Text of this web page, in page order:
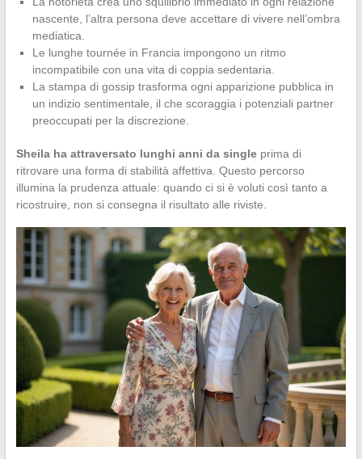
nascente, l’altra persona deve accettare di vivere nell’ombra
mediatica.
Le lunghe tournée in Francia impongono un ritmo
incompatibile con una vita di coppia sedentaria.
La stampa di gossip trasforma ogni apparizione pubblica in
un indizio sentimentale, il che scoraggia i potenziali partner
preoccupati per la discrezione.
Sheila ha attraversato lunghi anni da singleprima di
ritrovare una forma di stabilità affettiva. Questo percorso
illumina la prudenza attuale: quando ci si è voluti così tanto a
ricostruire, non si consegna il risultato alle riviste.